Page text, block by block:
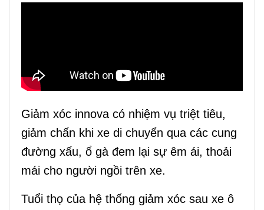
Giảm xóc innova có nhiệm vụ triệt tiêu,
giảm chấn khi xe di chuyển qua các cung
đường xấu, ổ gà đem lại sự êm ái, thoải
mái cho người ngồi trên xe.
Tuổi thọ của hệ thống giảm xóc sau xe ô